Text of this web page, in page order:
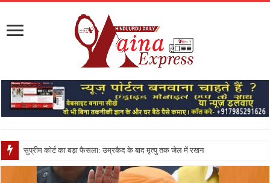
सुप्रीम कोर्ट का बड़ा फैसला: उम्रकैद के बाद मृत्यु तक जेल में रखने की सजा संविधान के अन